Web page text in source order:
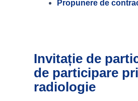
Propunere de
Invitație de
de participare
radiologie